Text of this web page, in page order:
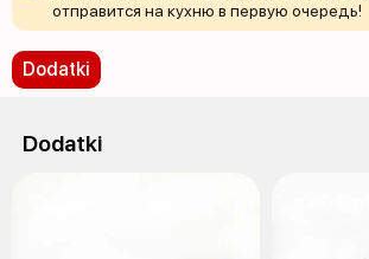
отправится на кухню в первую очередь!
Dodatki
Dodatki